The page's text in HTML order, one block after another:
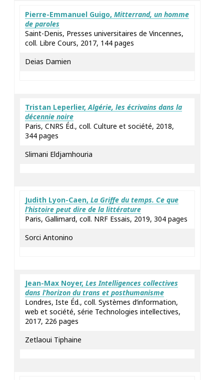
Pierre-Emmanuel Guigo, Mitterrand, un homme
de paroles
Saint-Denis, Presses universitaires de Vincennes,
coll. Libre Cours, 2017, 144 pages
Deias Damien
Tristan Leperlier,Algérie, les écrivains dans la
décennie noire
Paris, CNRS Éd., coll. Culture et société, 2018,
344 pages
Slimani Eldjamhouria
Judith Lyon-Caen, La Griffe du temps. Ce que
l’histoire peut dire de la littérature
Paris, Gallimard, coll. NRF Essais, 2019, 304 pages
Sorci Antonino
Jean-Max Noyer, Les Intelligences collectives
dans l’horizon du trans et posthumanisme
Londres, Iste Éd., coll. Systèmes d’information,
web et société, série Technologies intellectives,
2017, 226 pages
Zetlaoui Tiphaine